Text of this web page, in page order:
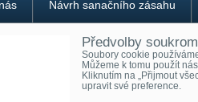
Návrh sanačního zásahu
Předvolby
Soubory cookie
Můžeme k tomu použít
Kliknutím na „Přijmout
upravit své preference.